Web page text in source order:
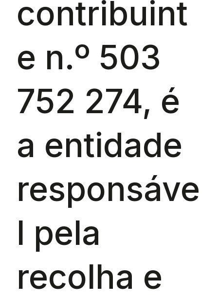
contribuint
e n.º 503
752 274, é
a entidade
responsáve
l pela
recolha e